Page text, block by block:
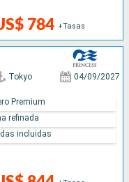
784 +Tasas
Tokyo 04/09/2027
Premium
refinada
incluidas